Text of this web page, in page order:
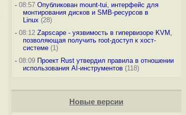
-08:57 Опубликован mount-tui, интерфейс для
монтирования дисков и SMB-ресурсов в
Linux (28)
-08:12 Zapscape - уязвимость в гипервизоре KVM,
позволяющая получить root-доступ к хост-
системе(1)
-08:09 Проект Rust утвердил правила в отношении
использования AI-инструментов(118)
Новые версии